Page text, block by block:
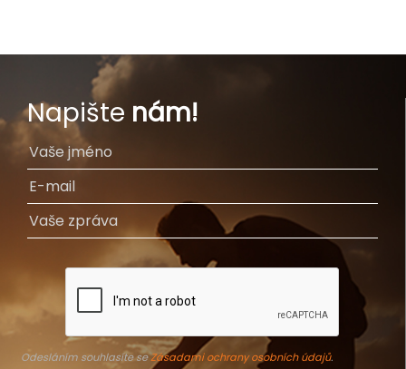
Napište nám!
Odesláním souhlasíte seZásadami ochrany osobních údajů.